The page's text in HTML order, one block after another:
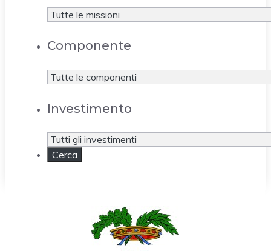
Componente
Investimento